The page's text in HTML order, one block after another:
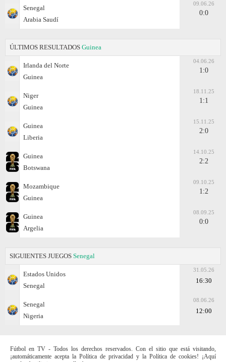
Senegal
Arabia Saudí
09.06.26
0:0
ÚLTIMOS RESULTADOS Guinea
Irlanda del Norte
Guinea
04.06.26
1:0
Niger
Guinea
18.11.25
1:1
Guinea
Liberia
15.11.25
2:0
Guinea
Botswana
14.10.25
2:2
Mozambique
Guinea
09.10.25
1:2
Guinea
Argelia
08.09.25
0:0
SIGUIENTES JUEGOS Senegal
Estados Unidos
Senegal
31.05.26
16:30
Senegal
Nigeria
08.06.26
12:00
Fútbol en TV - Todos los derechos reservados. Con el sitio que está visitando,
¡automáticamente acepta la Política de privacidad y la Política de cookies! ¡Aquí